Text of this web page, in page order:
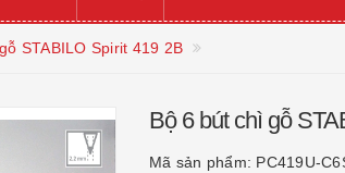
STABILO Spirit 419 2B
Bộ 6 bút chì gỗ
Mã sản phẩm: PC419U-